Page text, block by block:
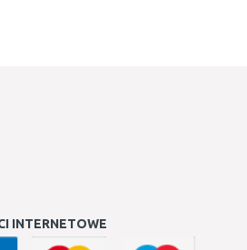
INTERNETOWE